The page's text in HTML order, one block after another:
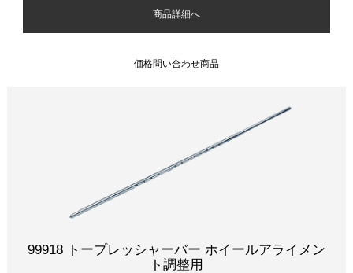
商品詳細へ
価格問い合わせ商品
99918 トープレッシャーバー ホイールアライメン
ト調整用